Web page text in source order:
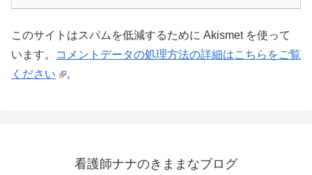
このサイトはスパムを低減するために Akismet を使って
います。
コメントデータの処理方法の詳細はこちらをご覧
ください
。
看護師ナナのきままなブログ